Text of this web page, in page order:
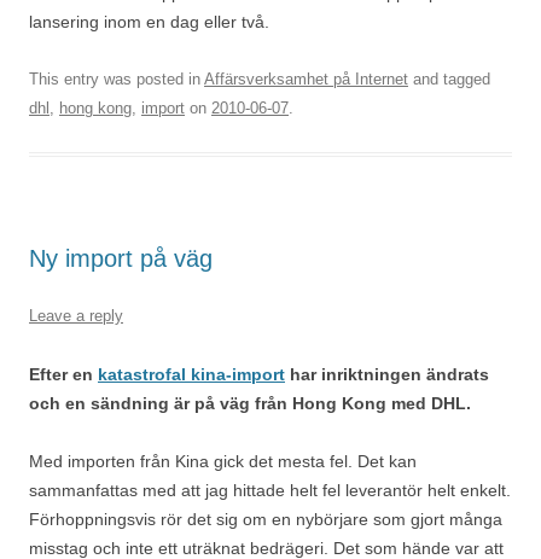
lansering inom en dag eller två.
This entry was posted in Affärsverksamhet på Internet and tagged
dhl , hong kong, import on 2010-06-07.
Ny import på väg
Leave a reply
Efter en katastrofal kina-import har inriktningen ändrats
och en sändning är på väg från Hong Kong med DHL.
Med importen från Kina gick det mesta fel. Det kan
sammanfattas med att jag hittade helt fel leverantör helt enkelt.
Förhoppningsvis rör det sig om en nybörjare som gjort många
misstag och inte ett uträknat bedrägeri. Det som hände var att